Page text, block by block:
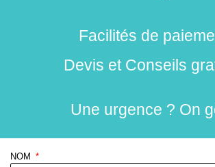
Facilités de
Devis et Conseils
Une urgence ? On
NOM